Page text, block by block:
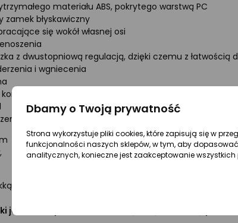
materiału ABS, pokrytego warstwą PC
zamek błyskawiczny
się wokół własnej osi
z dwustopniową regulacją, dzięki czemu z łatwością
i wgniecenia
wewnątrz (jedna na zamek, druga z
ściereczką.
jest zabezpieczona matową folią ochronną, przed
Dbamy o Twoją prywatność
Strona wykorzystuje pliki cookies, które zapisują się w
funkcjonalności naszych sklepów, w tym, aby
analitycznych, konieczne jest zaakceptowanie wszystkich